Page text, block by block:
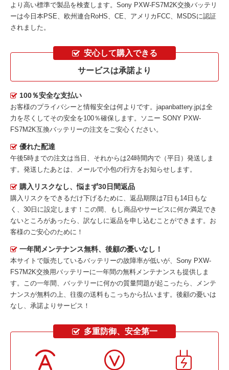
より高い標準で製品を検査します。Sony PXW-FS7M2K交換バッテリ
ーは今日本PSE、欧州連合RoHS、CE、アメリカFCC、MSDSに認証
されました。
安心して購入できる
サービスは承諾より
100％安全な支払い
お客様のプライバシーと情報安全は何よりです。japanbattery.jpは全
力を尽くしてその安全を100％確保します。
ソニー SONY PXW-
FS7M2K互換バッテリーの注文をご安心ください。
優れた配達
午後5時までの注文は当日、それからは24時間内で（平日）発送しま
す。発送したあとは、メールで小包の行方をお知らせします。
購入リスクなし、悩まず30日間返品
購入リスクをできるだけ下げるために、返品期限は7日も14日もな
く、30日に設定します！この間、もし商品やサービスに何か満足でき
ないところがあったら、訳なしに返品を申し込むことができます。お
客様のご安心のために！
一年間メンテナンス無料、後顧の憂いなし！
本サイトで販売しているバッテリーの故障率が低いが、 Sony PXW-
FS7M2K交換用バッテリーに一年間の無料メンテナンスも提供しま
す。この一年間、バッテリーに何かの質量問題が起こったら、メンテ
ナンスが無料の上、往復の送料もこっちから払います。後顧の憂いは
なし、承諾よりサービス！
多重防御、安全第一